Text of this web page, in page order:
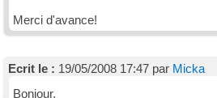
Merci d'avance!
Ecrit le : 19/05/2008 17:47 par Micka
Bonjour,